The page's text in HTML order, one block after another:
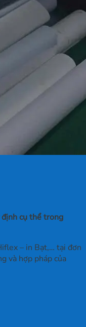
định cụ thể trong
– in Bạt,… tại đơn
và hợp pháp của